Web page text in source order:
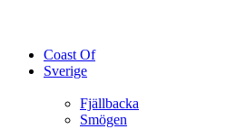
Coast Of
Sverige
Fjällbacka
Smögen